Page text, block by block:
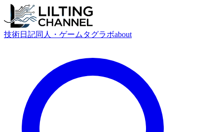
技術日記同人・ゲーム タグラボabout